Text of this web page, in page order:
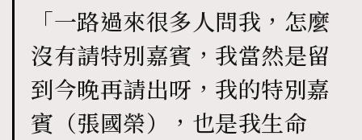
「一路過來很多人問我，怎麼
沒有請特別嘉賓，我當然是留
到今晚再請出呀，我的特別嘉
賓（張國榮），也是我生命